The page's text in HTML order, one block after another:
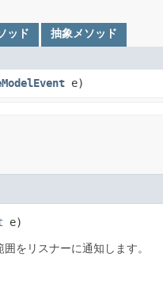
ッド 抽象メソッド
e)
e)
をリスナーに通知します。